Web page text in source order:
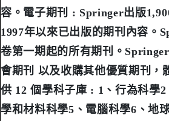
容。電子期刊 : Springer出版
1997年以來已出版的期刊內容。
卷第一期起的所有期刊。
會期刊 以及收購其他優質期刊，
供 12個學科子庫 : 1 、行為科學2
學和材料科學5 、電腦科學6 、地